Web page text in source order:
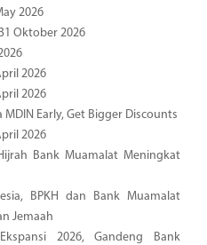
2026
Oktober 2026
2026
2026
MDIN Early, Get Bigger Discounts
2026
Bank Muamalat Meningkat
BPKH dan Bank Muamalat
Jemaah
2026, Gandeng Bank